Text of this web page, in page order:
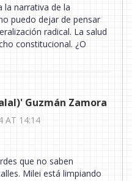
la narrativa de la
puedo dejar de pensar
radical. La salud
constitucional. ¿O
Guzmán Zamora
AT 14:14
que no saben
Milei está limpiando